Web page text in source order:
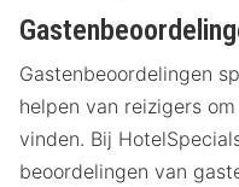
Gastenbeoordelingen
helpen van reizigers
vinden. Bij
beoordelingen van